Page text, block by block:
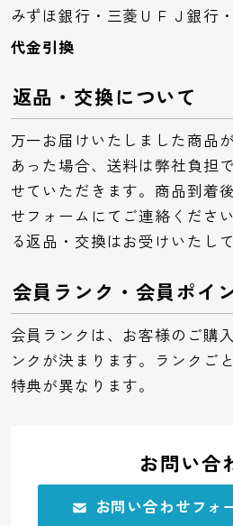
みずほ銀行・三菱ＵＦＪ銀行
代金引換
返品・交換について
万一お届けいたしました商品
あった場合、送料は弊社負担
せていただきます。商品到着
せフォームにてご連絡くださ
る返品・交換はお受けいたし
会員ランク・会員ポイ
会員ランクは、お客様のご購
ンクが決まります。ランクご
特典が異なります。
お問い合
お問い合わせフォ